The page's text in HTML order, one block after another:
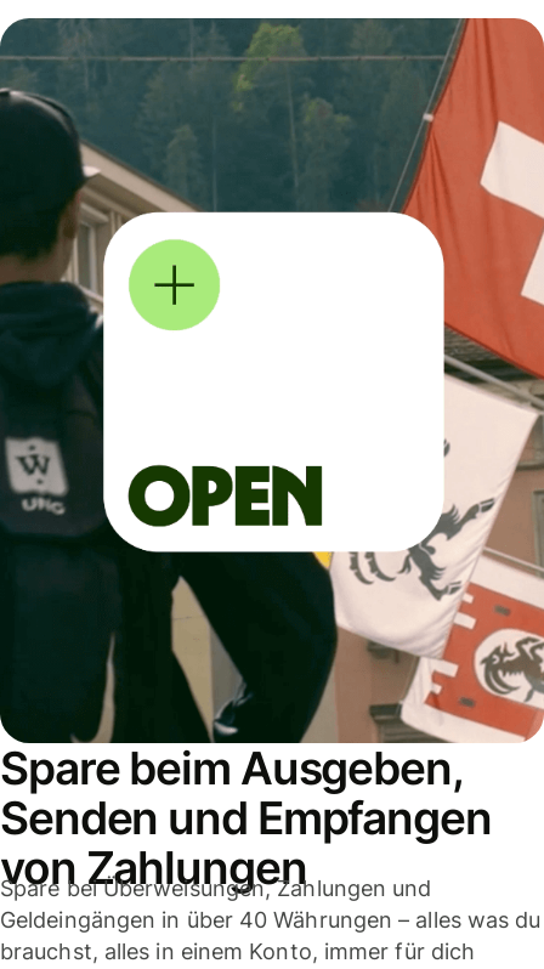
Spare beim Ausgeben,
Senden und Empfangen
von Zahlungen
Spare bei Überweisungen, Zahlungen und
Geldeingängen in über 40 Währungen – alles was du
brauchst, alles in einem Konto, immer für dich